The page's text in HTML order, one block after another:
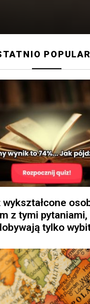
wykształcone
z tymi pytaniami,
tylko